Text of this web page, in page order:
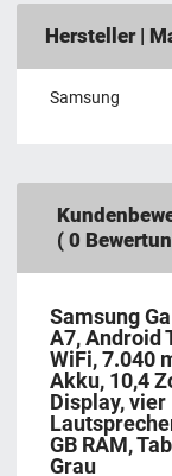
Hersteller |
Samsung
( 0
Samsung
A7, Android
WiFi, 7.040
Akku, 10,4
Display, vier
GB RAM,
Grau